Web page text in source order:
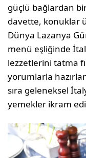
güçlü bağlardan
davette, konuklar
Dünya Lazanya
menü eşliğinde
lezzetlerini tatma
yorumlarla
sıra geleneksel
yemekler ikram